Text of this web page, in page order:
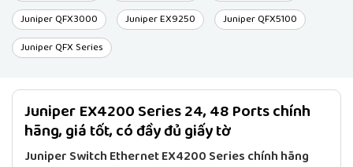
Juniper QFX3000
Juniper EX9250
Juniper QFX5100
Juniper QFX Series
Juniper EX4200 Series 24, 48 Ports chính
hãng, giá tốt, có đầy đủ giấy tờ
Juniper Switch Ethernet EX4200 Series chính hãng